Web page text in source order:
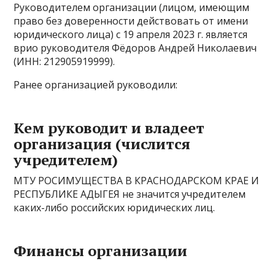
Руководителем организации (лицом, имеющим
право без доверенности действовать от имени
юридического лица) с 19 апреля 2023 г. является
врио руководителя Фёдоров Андрей Николаевич
(ИНН: 212905919999).
Ранее организацией руководили:
Кем руководит и владеет
организация (числится
учредителем)
МТУ РОСИМУЩЕСТВА В КРАСНОДАРСКОМ КРАЕ И
РЕСПУБЛИКЕ АДЫГЕЯ не значится учредителем
каких-либо российских юридических лиц.
Финансы организации